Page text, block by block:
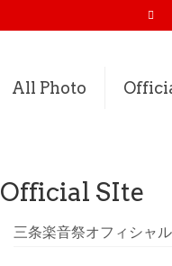
All Photo
Official SIte
三条楽音祭オフィシャ